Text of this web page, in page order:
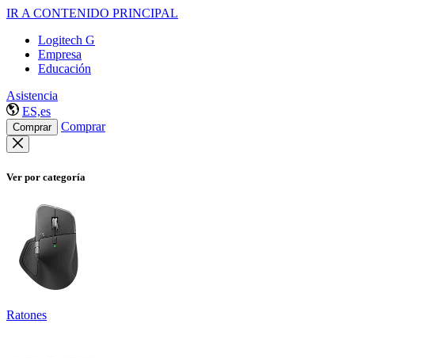
IR A CONTENIDO PRINCIPAL
Logitech G
Empresa
Educación
Asistencia
ES,es
Comprar Comprar
Ver por categoría
Ratones